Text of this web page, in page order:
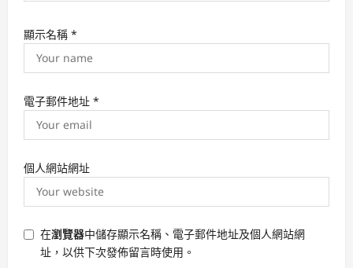
顯示名稱 *
電子郵件地址 *
個人網站網址
在瀏覽器中儲存顯示名稱、電子郵件地址及個人網站網
址，以供下次發佈留言時使用。